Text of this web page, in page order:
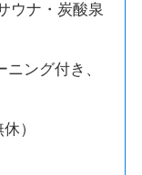
ウナ・炭酸泉
ング付き、
）